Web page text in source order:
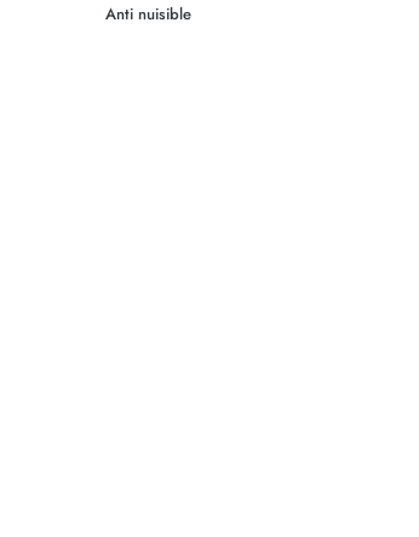
Anti nuisible